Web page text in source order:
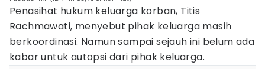
Penasihat hukum keluarga korban, Titis
Rachmawati, menyebut pihak keluarga masih
berkoordinasi. Namun sampai sejauh ini belum ada
kabar untuk autopsi dari pihak keluarga.